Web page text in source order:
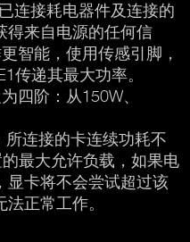
连接耗电器件及连接的
得来自电源的任何信
智能，使用传感引脚，
传递其最大功率。
四阶：从150W、
所连接的卡连续功耗不
最大允许负载，如果电
显卡将不会尝试超过该
正常工作。